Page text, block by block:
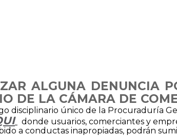
ALGUNA DENUNCIA
DE LA CÁMARA DE
disciplinario único de la Procuraduría
donde usuarios, comerciantes y
a conductas inapropiadas, podrán